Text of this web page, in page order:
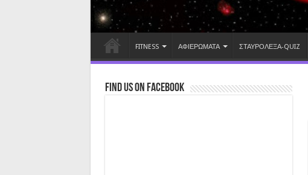
FITNESS ΑΦΙΕΡΩΜΑΤΑ ΣΤΑΥΡΟΛΕΞΑ-QUIZ
Find us on Facebook